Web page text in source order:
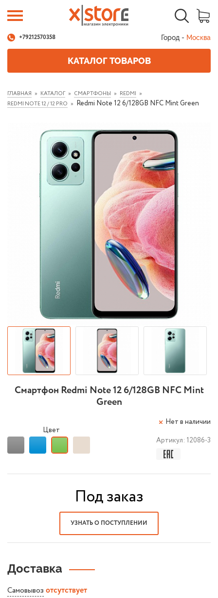
+79212570358 Город - Москва
КАТАЛОГ ТОВАРОВ
ГЛАВНАЯ КАТАЛОГ СМАРТФОНЫ
REDMI
REDMI NOTE 12 / 12 PRO
Redmi Note 12 6/128GB NFC Mint Green
Смартфон Redmi Note 12 6/128GB NFC Mint
Green
Нет в наличии
Артикул: 12086-3
Цвет
Под заказ
УЗНАТЬ О ПОСТУПЛЕНИИ
Доставка
Самовывоз отсутствует